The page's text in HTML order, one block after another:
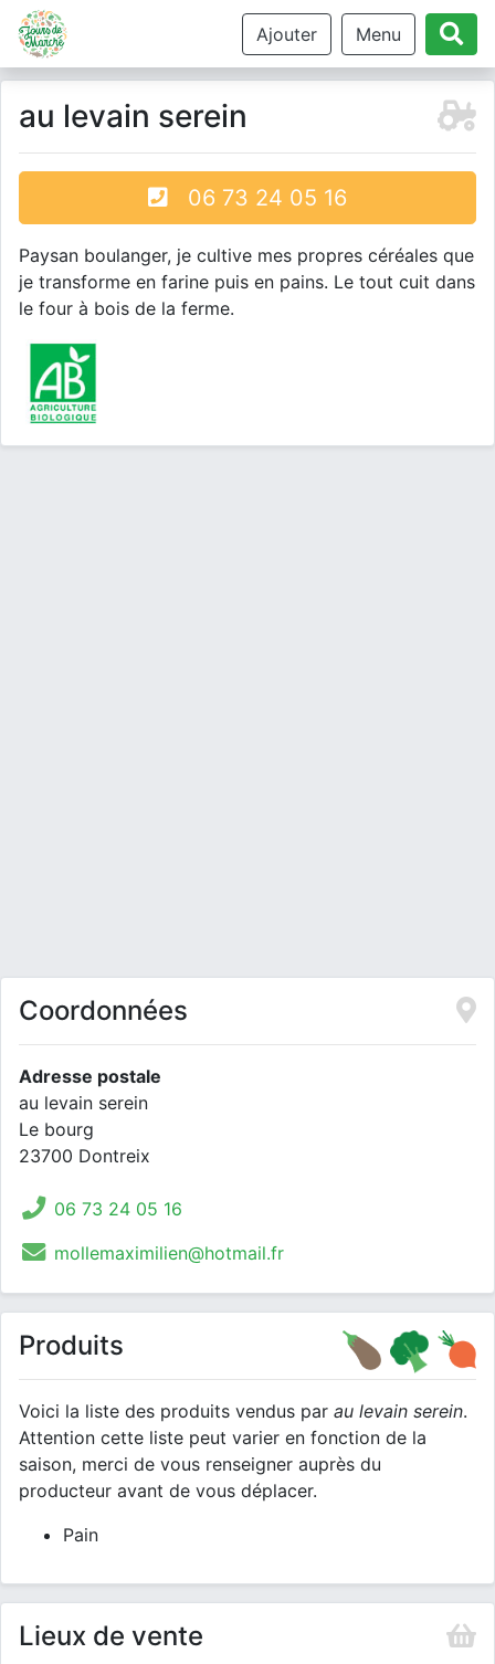
Ajouter Menu
au levain serein
06 73 24 05 16
Paysan boulanger, je cultive mes propres céréales que
je transforme en farine puis en pains. Le tout cuit dans
le four à bois de la ferme.
Coordonnées
Adresse postale
au levain serein
Le bourg
23700 Dontreix
06 73 24 05 16
mollemaximilien@hotmail.fr
Produits
Voici la liste des produits vendus par au levain serein.
Attention cette liste peut varier en fonction de la
saison, merci de vous renseigner auprès du
producteur avant de vous déplacer.
Pain
Lieux de vente